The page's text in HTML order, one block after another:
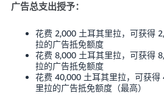
广告总支出授予：
花费 2,000 土耳其里拉，可获得
拉的广告抵免额度
花费 8,000 土耳其里拉，可获得
拉的广告抵免额度
花费 40,000 土耳其里拉，可获得
里拉的广告抵免额度（最高）